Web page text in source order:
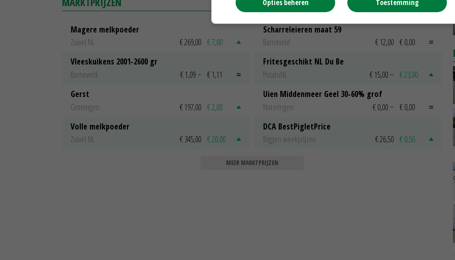
Magere melkpoeder
Zuivel NL
€ 269,00 € 7,00
Vleeskuikens 2001-2600 gr
Barneveld
€ 1,09 ~ € 1,11
Gerst
Groningen
€ 197,00 € 2,00
Volle melkpoeder
Zuivel NL
€ 345,00 € 20,00
Scharreleieren maat 59
Barneveld
€ 12,00 € 0,00
Fritesgeschikt NL Du Be
PotatoNL
€ 15,00 ~ € 23,00
Uien Middenmeer Geel 30-60% grof
Noteringen
€ 0,00 ~ € 0,00
DCA BestPigletPrice
Biggen weekprijzen
€ 26,50 € 0,50
MEER MARKTPRIJZEN
Toestemming
Opties beheren